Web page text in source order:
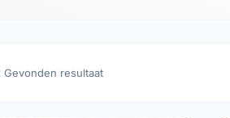
Gevonden resultaat